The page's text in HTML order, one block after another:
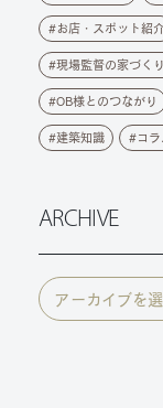
お店・スポット紹
現場監督の家づく
OB様とのつながり
建築知識 コラ
ARCHIVE